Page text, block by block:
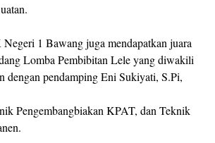
1 Bawang juga mendapatkan juara
Lomba Pembibitan Lele yang diwakili
dengan pendamping Eni Sukiyati, S.Pi,
Pengembangbiakan KPAT, dan Teknik